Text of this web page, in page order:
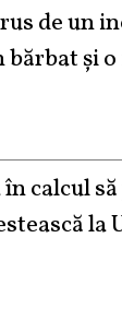
de un
bărbat și
calcul
la